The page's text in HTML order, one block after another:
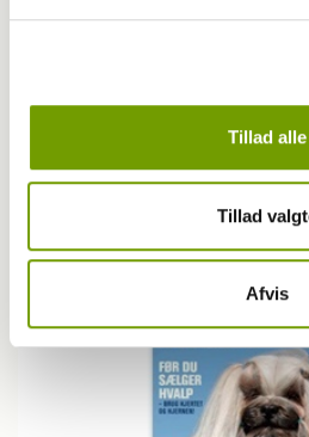
Tillad alle
Tillad
Afvis
Udstilling
Sidste tilmelding til